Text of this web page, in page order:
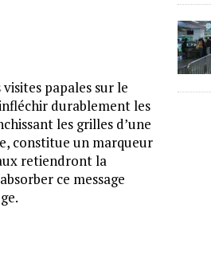
papales sur le
durablement les
les grilles d’une
constitue un marqueur
retiendront la
ce message